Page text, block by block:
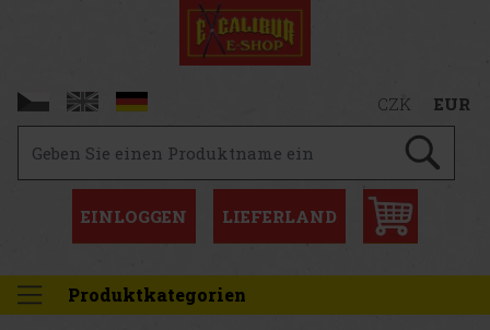
CZK EUR
EINLOGGEN LIEFERLAND
Produktkategorien